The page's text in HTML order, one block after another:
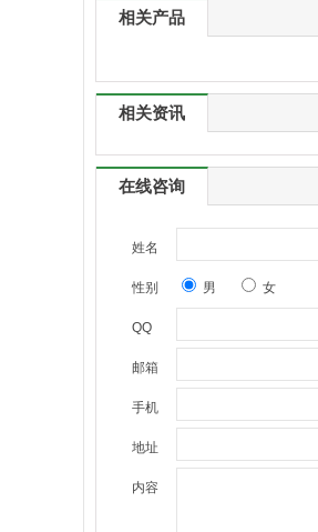
相关产品
相关资讯
在线咨询
姓名
性别 男 女
QQ
邮箱
手机
地址
内容